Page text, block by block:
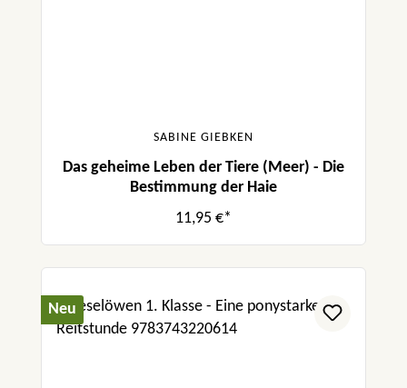
SABINE GIEBKEN
Das geheime Leben der Tiere (Meer) - Die
Bestimmung der Haie
11,95 €*
Neu